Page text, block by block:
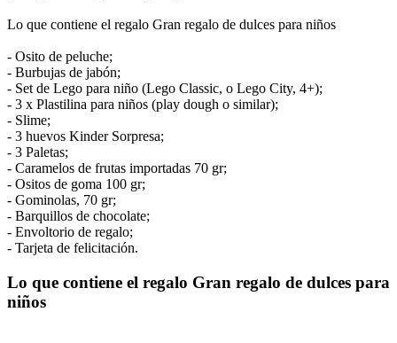
Lo que contiene el regalo Gran regalo de dulces para niños
- Osito de peluche;
- Burbujas de jabón;
- Set de Lego para niño (Lego Classic, o Lego City, 4+);
- 3 x Plastilina para niños (play dough o similar);
- Slime;
- 3 huevos Kinder Sorpresa;
- 3 Paletas;
- Caramelos de frutas importadas 70 gr;
- Ositos de goma 100 gr;
- Gominolas, 70 gr;
- Barquillos de chocolate;
- Envoltorio de regalo;
- Tarjeta de felicitación.
Lo que contiene el regalo Gran regalo de dulces para
niños